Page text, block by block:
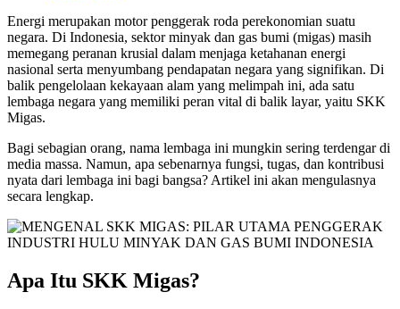
Energi merupakan motor penggerak roda perekonomian suatu
negara. Di Indonesia, sektor minyak dan gas bumi (migas) masih
memegang peranan krusial dalam menjaga ketahanan energi
nasional serta menyumbang pendapatan negara yang signifikan. Di
balik pengelolaan kekayaan alam yang melimpah ini, ada satu
lembaga negara yang memiliki peran vital di balik layar, yaitu SKK
Migas.
Bagi sebagian orang, nama lembaga ini mungkin sering terdengar di
media massa. Namun, apa sebenarnya fungsi, tugas, dan kontribusi
nyata dari lembaga ini bagi bangsa? Artikel ini akan mengulasnya
secara lengkap.
Apa Itu SKK Migas?